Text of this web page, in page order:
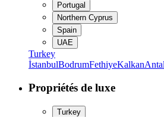
Portugal
Northern Cyprus
Spain
UAE
Turkey
İstanbulBodrumFethiyeKalkan
Propriétés de luxe
Turkey